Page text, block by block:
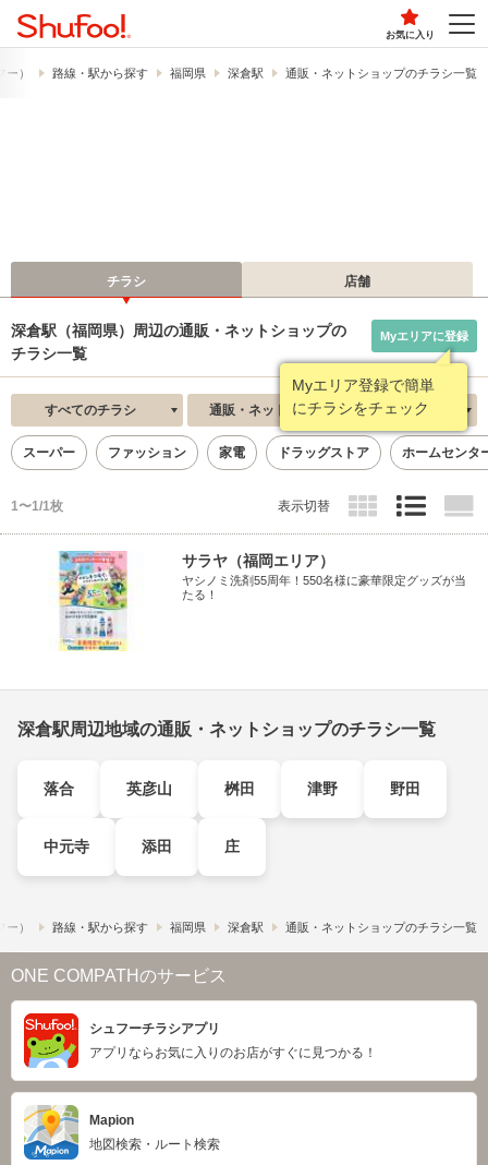
お気に入り
） 路線・駅から探す 福岡県 深倉駅 通販・ネットショップのチラシ一覧
チラシ 店舗
深倉駅（福岡県）周辺の通販・ネットショップの
チラシ一覧
Myエリア登録で簡単
にチラシをチェック
Myエリアに登録
すべてのチラシ 通販・ネットショップ 新着順
スーパー ファッション 家電 ドラッグストア ホームセンタ
1〜1/1枚 表示切替
サラヤ（福岡エリア）
ヤシノミ洗剤55周年！550名様に豪華限定グッズが当
たる！
深倉駅周辺地域の通販・ネットショップのチラシ一覧
落合 英彦山 桝田 津野 野田
中元寺 添田 庄
） 路線・駅から探す 福岡県 深倉駅 通販・ネットショップのチラシ一覧
ONE COMPATHのサービス
シュフーチラシアプリ
アプリならお気に入りのお店がすぐに見つかる！
Mapion
地図検索・ルート検索